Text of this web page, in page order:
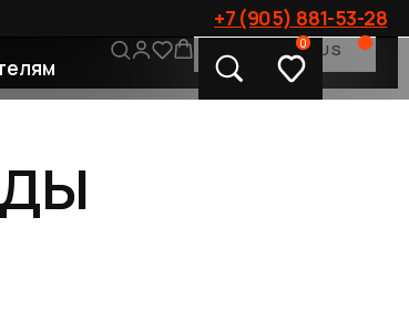
0
+7 (905) 881-53-28
CONTACT US